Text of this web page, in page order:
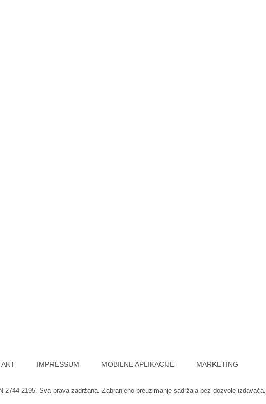
IMPRESSUM MOBILNE APLIKACIJE MARKETING
2744-2195. Sva prava zadržana. Zabranjeno preuzimanje sadržaja bez dozvole izdavača.